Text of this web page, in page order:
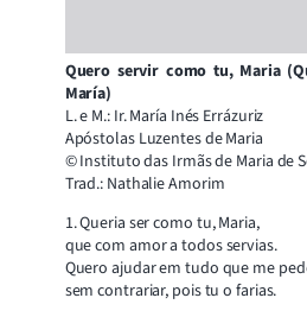
Quero servir como tu, Maria
María)
L. e M.: Ir. María Inés Errázuriz
Apóstolas Luzentes de Maria
© Instituto das Irmãs de Maria de
Trad.: Nathalie Amorim
1. Queria ser como tu, Maria,
que com amor a todos servias.
Quero ajudar em tudo que me
sem contrariar, pois tu o farias.